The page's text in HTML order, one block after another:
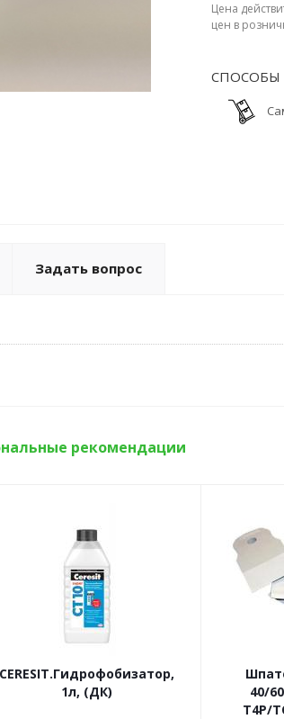
Цена
цен в
СПОСОБЫ
Задать вопрос
рекомендации
CERESIT.Гидрофобизатор,
1л, (ДК)
40/
Т4Р/